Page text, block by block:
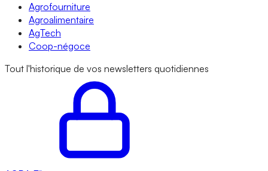
Agrofourniture
Agroalimentaire
AgTech
Coop-négoce
Tout l'historique de vos newsletters quotidiennes